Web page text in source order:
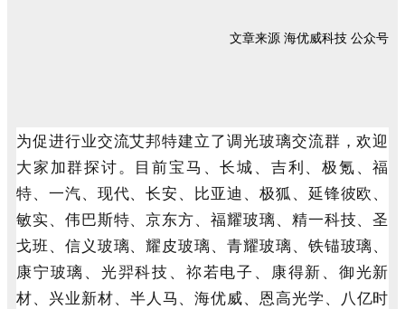
文章来源 海优威科技 公众号
为促进行业交流艾邦特建立了调光玻璃交流群，欢迎
大家加群探讨。目前宝马、长城、吉利、极氪、福
特、一汽、现代、长安、比亚迪、极狐、延锋彼欧、
敏实、伟巴斯特、京东方、福耀玻璃、精一科技、圣
戈班、信义玻璃、耀皮玻璃、青耀玻璃、铁锚玻璃、
康宁玻璃、光羿科技、祢若电子、康得新、御光新
材、兴业新材、半人马、海优威、恩高光学、八亿时